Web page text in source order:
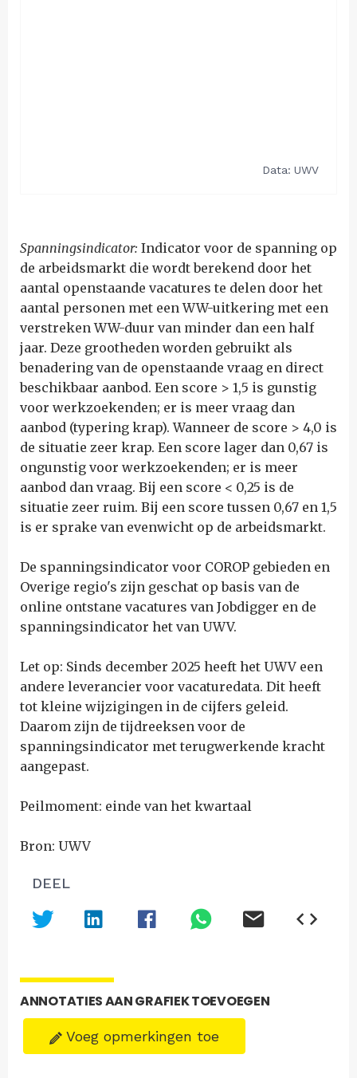
Spanningsindicator: Indicator voor de spanning op
de arbeidsmarkt die wordt berekend door het
aantal openstaande vacatures te delen door het
aantal personen met een WW-uitkering met een
verstreken WW-duur van minder dan een half
jaar. Deze grootheden worden gebruikt als
benadering van de openstaande vraag en direct
beschikbaar aanbod. Een score > 1,5 is gunstig
voor werkzoekenden; er is meer vraag dan
aanbod (typering krap). Wanneer de score > 4,0 is
de situatie zeer krap. Een score lager dan 0,67 is
ongunstig voor werkzoekenden; er is meer
aanbod dan vraag. Bij een score < 0,25 is de
situatie zeer ruim. Bij een score tussen 0,67 en 1,5
is er sprake van evenwicht op de arbeidsmarkt.
De spanningsindicator voor COROP gebieden en
Overige regio's zijn geschat op basis van de
online ontstane vacatures van Jobdigger en de
spanningsindicator het van UWV.
Let op: Sinds december 2025 heeft het UWV een
andere leverancier voor vacaturedata. Dit heeft
tot kleine wijzigingen in de cijfers geleid.
Daarom zijn de tijdreeksen voor de
spanningsindicator met terugwerkende kracht
aangepast.
Peilmoment: einde van het kwartaal
Bron: UWV
DEEL
ANNOTATIES AAN GRAFIEK TOEVOEGEN
Voeg opmerkingen toe